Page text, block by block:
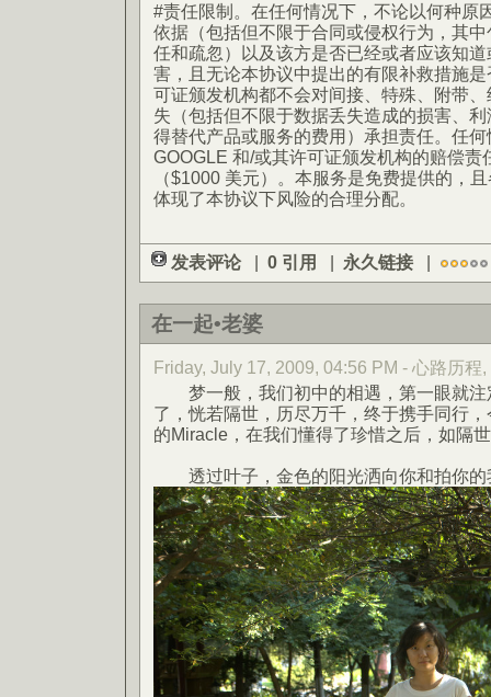
#责任限制。在任何情况下，不论以何种原
依据（包括但不限于合同或侵权行为，其
任和疏忽）以及该方是否已经或者应该知
害，且无论本协议中提出的有限补救措施
可证颁发机构都不会对间接、特殊、附带
失（包括但不限于数据丢失造成的损害、
得替代产品或服务的费用）承担责任。任
GOOGLE 和/或其许可证颁发机构的赔偿责
（$1000 美元）。本服务是免费提供的，
体现了本协议下风险的合理分配。
发表评论 | 0 引用 | 永久链接 |
在一起•老婆
Friday, July 17, 2009, 04:56 PM - 心路历程,
梦一般，我们初中的相遇，第一眼就注
了，恍若隔世，历尽万千，终于携手同行
的Miracle，在我们懂得了珍惜之后，如隔
透过叶子，金色的阳光洒向你和拍你的